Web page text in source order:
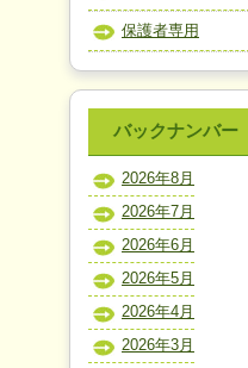
保護者専用
バックナンバー
2026年8月
2026年7月
2026年6月
2026年5月
2026年4月
2026年3月